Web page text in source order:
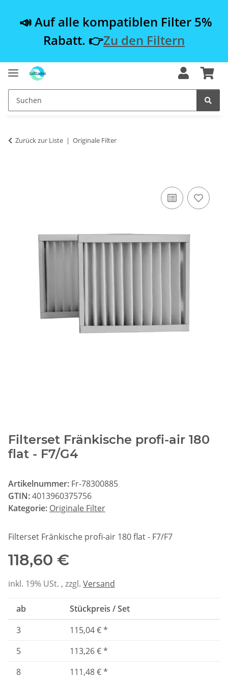
📣 Auf alle kompatiblen Filter 5%
Rabatt. 👉Zu den Filtern
Zurück zur Liste Originale Filter
Filterset Fränkische profi-air 180
flat - F7/G4
Artikelnummer: Fr-78300885
GTIN:4013960375756
Kategorie: Originale Filter
Filterset Fränkische profi-air 180 flat - F7/F7
118,60 €
inkl. 19% USt. , zzgl. Versand
ab
Stückpreis / Set
3
115,04 €*
5
113,26 €*
8
111,48 €*